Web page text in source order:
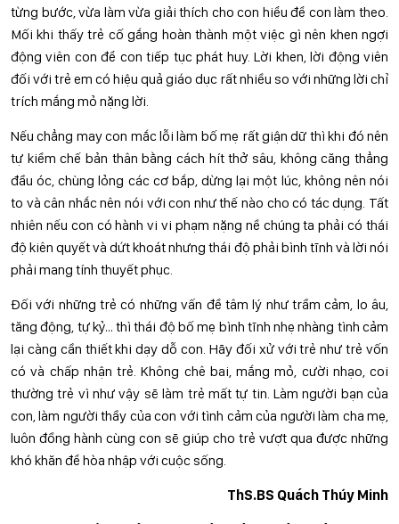
từng bước, vừa làm vừa giải thích cho con hiểu để con làm theo.
Mối khi thấy trẻ cố gắng hoàn thành một việc gì nên khen ngợi
động viên con để con tiếp tục phát huy. Lời khen, lời động viên
đối với trẻ em có hiệu quả giáo dục rất nhiều so với những lời chỉ
trích mắng mỏ nặng lời.
Nếu chẳng may con mắc lỗi làm bố mẹ rất giận dữ thì khi đó nên
tự kiềm chế bản thân bằng cách hít thở sâu, không căng thẳng
đầu óc, chùng lỏng các cơ bắp, dừng lại một lúc, không nên nói
to và cân nhắc nên nói với con như thế nào cho có tác dụng. Tất
nhiên nếu con có hành vi vi phạm nặng nề chúng ta phải có thái
độ kiên quyết và dứt khoát nhưng thái độ phải bình tĩnh và lời nói
phải mang tính thuyết phục.
Đối với những trẻ có những vấn đề tâm lý như trầm cảm, lo âu,
tăng động, tự kỷ… thì thái độ bố mẹ bình tĩnh nhẹ nhàng tình cảm
lại càng cần thiết khi dạy dỗ con. Hãy đối xử với trẻ như trẻ vốn
có và chấp nhận trẻ. Không chê bai, mắng mỏ, cười nhạo, coi
thường trẻ vì như vậy sẽ làm trẻ mất tự tin. Làm người bạn của
con, làm người thầy của con với tình cảm của người làm cha mẹ,
luôn đồng hành cùng con sẽ giúp cho trẻ vượt qua được những
khó khăn để hòa nhập với cuộc sống.
ThS.BS Quách Thúy Minh